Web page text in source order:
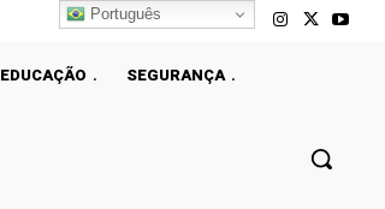
EDUCAÇÃO
SEGURANÇA
Português